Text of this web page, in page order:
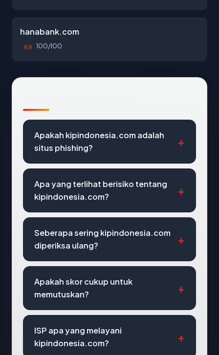
hanabank.com
KR 100/100
Apakah kipindonesia.com adalah
situs phishing?
Apa yang terlihat berisiko tentang
kipindonesia.com?
Seberapa sering kipindonesia.com
diperiksa ulang?
Apakah skor cukup untuk
memutuskan?
ISP apa yang melayani
kipindonesia.com?